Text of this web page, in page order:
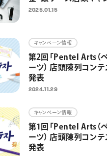
2025.01.15
キャンペーン情報
第2回「Pentel Arts（
ーツ） 店頭陳列コンテ
発表
2024.11.29
キャンペーン情報
第1回「Pentel Arts（
ーツ） 店頭陳列コンテ
発表